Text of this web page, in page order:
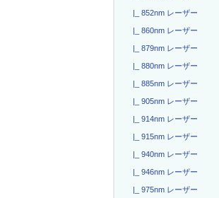
|_ 852nm レーザー
|_ 860nm レーザー
|_ 879nm レーザー
|_ 880nm レーザー
|_ 885nm レーザー
|_ 905nm レーザー
|_ 914nm レーザー
|_ 915nm レーザー
|_ 940nm レーザー
|_ 946nm レーザー
|_ 975nm レーザー